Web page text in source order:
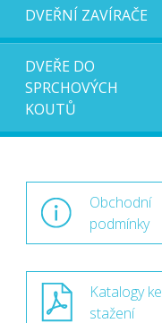
DVEŘNÍ ZAVÍRAČE
DVEŘE DO
SPRCHOVÝCH
KOUTŮ
Obchodní
podmínky
Katalogy ke
stažení